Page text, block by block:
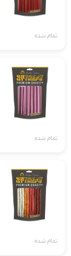
تمام شده
تمام شده
تمام شده